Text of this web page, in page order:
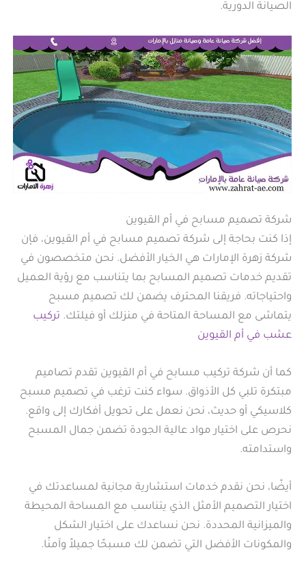
الصيانة الدورية.
شركة تصميم مسابح في أم القيوين
إذا كنت بحاجة إلى شركة تصميم مسابح في أم القيوين، فإن
شركة زهرة الإمارات هي الخيار الأفضل. نحن متخصصون في
تقديم خدمات تصميم المسابح بما يتناسب مع رؤية العميل
واحتياجاته. فريقنا المحترف يضمن لك تصميم مسبح
يتماشى مع المساحة المتاحة في منزلك أو فيلتك. تركيب
عشب في أم القيوين
كما أن شركة تركيب مسابح في أم القيوين تقدم تصاميم
مبتكرة تلبي كل الأذواق. سواء كنت ترغب في تصميم مسبح
كلاسيكي أو حديث، نحن نعمل على تحويل أفكارك إلى واقع.
نحرص على اختيار مواد عالية الجودة تضمن جمال المسبح
واستدامته.
أيضًا، نحن نقدم خدمات استشارية مجانية لمساعدتك في
اختيار التصميم الأمثل الذي يتناسب مع المساحة المحيطة
والميزانية المحددة. نحن نساعدك على اختيار الشكل
والمكونات الأفضل التي تضمن لك مسبحًا جميلاً وآمنًا.